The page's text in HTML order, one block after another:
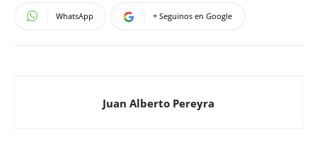
WhatsApp + Seguinos en Google
Juan Alberto Pereyra